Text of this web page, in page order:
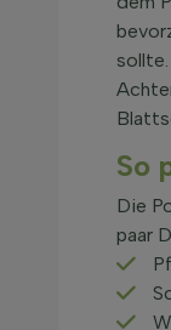
So
Die
paar